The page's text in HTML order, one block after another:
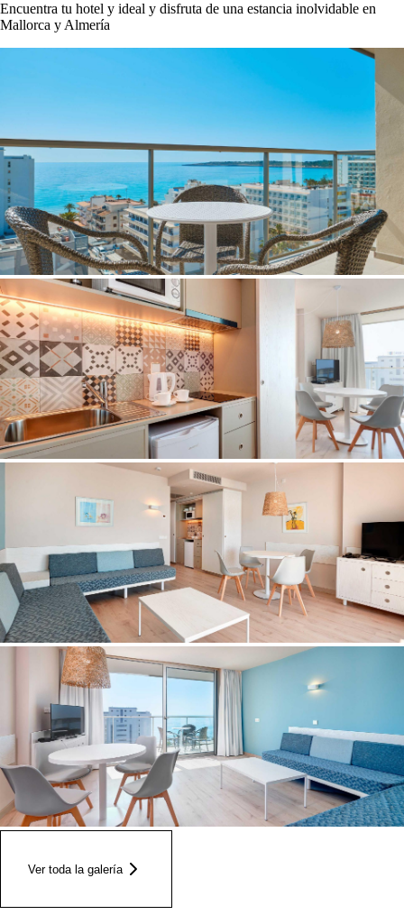
Encuentra tu hotel y ideal y disfruta de una estancia inolvidable en
Mallorca y Almería
Ver toda la galería